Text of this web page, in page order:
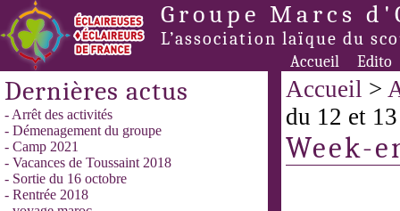
Groupe Marcs
L’association laïque du
Accueil Edito
Dernières actus
- Arrêt des activités
- Démenagement du groupe
- Camp 2021
- Vacances de Toussaint 2018
- Sortie du 16 octobre
- Rentrée 2018
Accueil >
du 12 et
Week-